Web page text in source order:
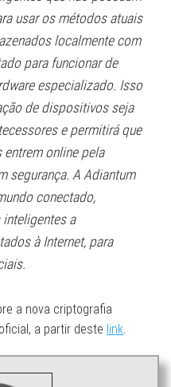
usar os métodos atuais
localmente com
para funcionar de
especializado. Isso
de dispositivos seja
e permitirá que
online pela
segurança. A Adiantum
conectado,
a
à Internet, para
a nova criptografia
a partir deste link.